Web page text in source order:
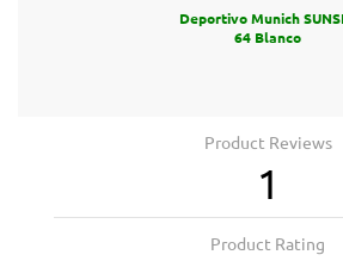
Deportivo Munich
64 Blanco
Product Reviews
1
Product Rating